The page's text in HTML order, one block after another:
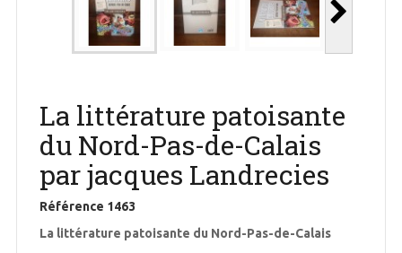
La littérature patoisante
du Nord-Pas-de-Calais
par jacques Landrecies
Référence 1463
La littérature patoisante du Nord-Pas-de-Calais